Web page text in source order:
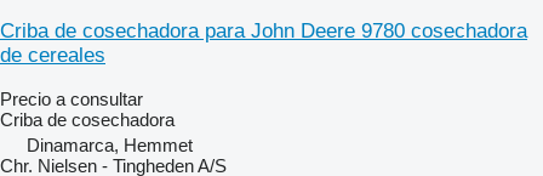
Criba de cosechadora para John Deere 9780 cosechadora
de cereales
Precio a consultar
Criba de cosechadora
Dinamarca, Hemmet
Chr. Nielsen - Tingheden A/S